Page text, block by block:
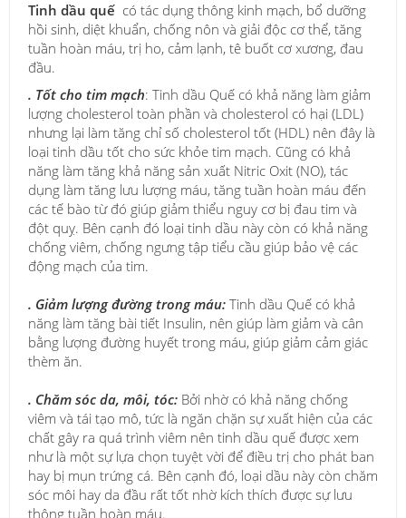
Tinh dầu quế có tác dụng thông kinh mạch, bổ dưỡng
hồi sinh, diệt khuẩn, chống nôn và giải độc cơ thể, tăng
tuần hoàn máu, trị ho, cảm lạnh, tê buốt cơ xương, đau
đầu.
. Tốt cho tim mạch: Tinh dầu Quế có khả năng làm giảm
lượng cholesterol toàn phần và cholesterol có hại (LDL)
nhưng lại làm tăng chỉ số cholesterol tốt (HDL) nên đây là
loại tinh dầu tốt cho sức khỏe tim mạch. Cũng có khả
năng làm tăng khả năng sản xuất Nitric Oxit (NO), tác
dụng làm tăng lưu lượng máu, tăng tuần hoàn máu đến
các tế bào từ đó giúp giảm thiểu nguy cơ bị đau tim và
đột quỵ. Bên cạnh đó loại tinh dầu này còn có khả năng
chống viêm, chống ngưng tập tiểu cầu giúp bảo vệ các
động mạch của tim.
. Giảm lượng đường trong máu: Tinh dầu Quế có khả
năng làm tăng bài tiết Insulin, nên giúp làm giảm và cân
bằng lượng đường huyết trong máu, giúp giảm cảm giác
thèm ăn.
. Chăm sóc da, môi, tóc: Bởi nhờ có khả năng chống
viêm và tái tạo mô, tức là ngăn chặn sự xuất hiện của các
chất gây ra quá trình viêm nên tinh dầu quế được xem
như là một sự lựa chọn tuyệt vời để điều trị cho phát ban
hay bị mụn trứng cá. Bên cạnh đó, loại dầu này còn chăm
sóc môi hay da đầu rất tốt nhờ kích thích được sự lưu
thông tuần hoàn máu.